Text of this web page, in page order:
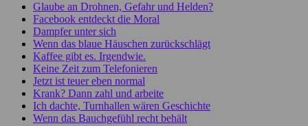
Glaube an Drohnen, Gefahr und Helden?
Facebook entdeckt die Moral
Dampfer unter sich
Wenn das blaue Häuschen zurückschlägt
Kaffee gibt es. Irgendwie.
Keine Zeit zum Telefonieren
Jetzt ist teuer eben normal
Krank? Dann zahl und arbeite
Ich dachte, Turnhallen wären Geschichte
Wenn das Bauchgefühl recht behält